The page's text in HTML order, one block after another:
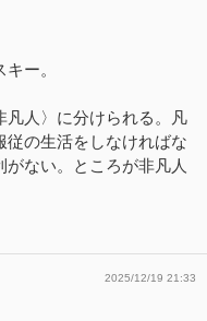
ー。
凡人〉に分けられる。凡
従の生活をしなければな
ない。ところが非凡人
2025/12/19 21:33